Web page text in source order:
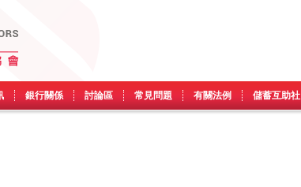
銀行關係 討論區 常見問題 有關法例 儲蓄互助社